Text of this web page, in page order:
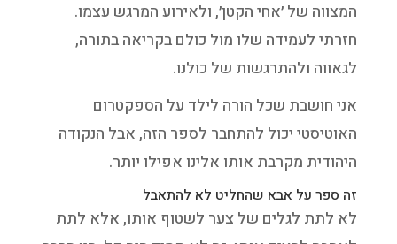
המצווה של ׳אחי הקטן׳, ולאירוע המרגש עצמו.
חזרתי לעמידה שלו מול כולם בקריאה בתורה,
לגאווה ולהתרגשות של כולנו.
אני חושבת שכל הורה לילד על הספקטרום
האוטיסטי יכול להתחבר לספר הזה, אבל הנקודה
היהודית מקרבת אותו אלינו אפילו יותר.
זה ספר על אבא שהחליט לא להתאבל
לא לתת לגלים של צער לשטוף אותו, אלא לתת